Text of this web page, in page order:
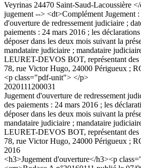
Veyrinas 24470 Saint-Saud-Lacoussière
jugement --> <dt>Complément Jugement
d'ouverture de redressement judiciaire ;
paiements : 24 mars 2016 ; les
déposer dans les deux mois suivant la
mandataire judiciaire ; mandataire
LEURET-DEVOS BOT, représentant des
78, rue Victor Hugo, 24000 Périgueux ;
<p class="pdf-unit"> </p>
2020111200031
Jugement d'ouverture de redressement
des paiements : 24 mars 2016 ; les
déposer dans les deux mois suivant la
mandataire judiciaire ; mandataire
LEURET-DEVOS BOT, représentant des
78, rue Victor Hugo, 24000 Périgueux ;
2016
<h3>Jugement d'ouverture</h3><p